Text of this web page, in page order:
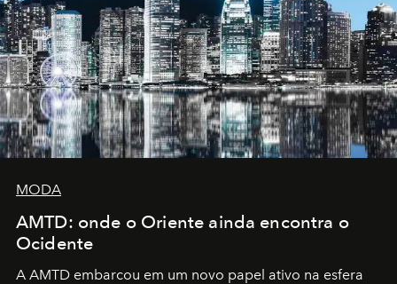
MODA
AMTD: onde o Oriente ainda encontra o
Ocidente
A AMTD embarcou em um novo papel ativo na esfera